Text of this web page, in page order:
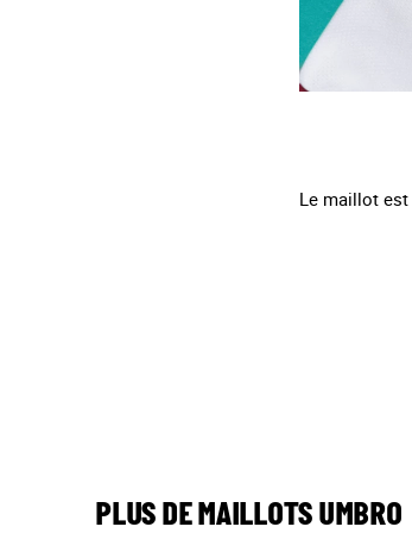
Le maillot est
PLUS DE MAILLOTS UMBRO